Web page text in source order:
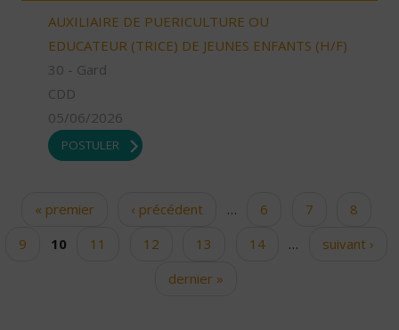
AUXILIAIRE DE PUERICULTURE OU
EDUCATEUR (TRICE) DE JEUNES ENFANTS (H/F)
30 - Gard
CDD
05/06/2026
POSTULER
Pages« premier ‹ précédent … 6 7
8
9
10 11 12 13 14 …
suivant ›
dernier »